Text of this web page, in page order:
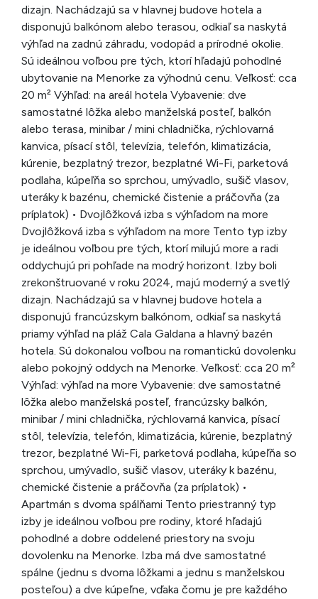
dizajn. Nachádzajú sa v hlavnej budove hotela a
disponujú balkónom alebo terasou, odkiaľ sa naskytá
výhľad na zadnú záhradu, vodopád a prírodné okolie.
Sú ideálnou voľbou pre tých, ktorí hľadajú pohodlné
ubytovanie na Menorke za výhodnú cenu. Veľkosť: cca
20 m² Výhľad: na areál hotela Vybavenie: dve
samostatné lôžka alebo manželská posteľ, balkón
alebo terasa, minibar / mini chladnička, rýchlovarná
kanvica, písací stôl, televízia, telefón, klimatizácia,
kúrenie, bezplatný trezor, bezplatné Wi-Fi, parketová
podlaha, kúpeľňa so sprchou, umývadlo, sušič vlasov,
uteráky k bazénu, chemické čistenie a práčovňa (za
príplatok) • Dvojlôžková izba s výhľadom na more
Dvojlôžková izba s výhľadom na more Tento typ izby
je ideálnou voľbou pre tých, ktorí milujú more a radi
oddychujú pri pohľade na modrý horizont. Izby boli
zrekonštruované v roku 2024, majú moderný a svetlý
dizajn. Nachádzajú sa v hlavnej budove hotela a
disponujú francúzskym balkónom, odkiaľ sa naskytá
priamy výhľad na pláž Cala Galdana a hlavný bazén
hotela. Sú dokonalou voľbou na romantickú dovolenku
alebo pokojný oddych na Menorke. Veľkosť: cca 20 m²
Výhľad: výhľad na more Vybavenie: dve samostatné
lôžka alebo manželská posteľ, francúzsky balkón,
minibar / mini chladnička, rýchlovarná kanvica, písací
stôl, televízia, telefón, klimatizácia, kúrenie, bezplatný
trezor, bezplatné Wi-Fi, parketová podlaha, kúpeľňa so
sprchou, umývadlo, sušič vlasov, uteráky k bazénu,
chemické čistenie a práčovňa (za príplatok) •
Apartmán s dvoma spálňami Tento priestranný typ
izby je ideálnou voľbou pre rodiny, ktoré hľadajú
pohodlné a dobre oddelené priestory na svoju
dovolenku na Menorke. Izba má dve samostatné
spálne (jednu s dvoma lôžkami a jednu s manželskou
posteľou) a dve kúpeľne, vďaka čomu je pre každého